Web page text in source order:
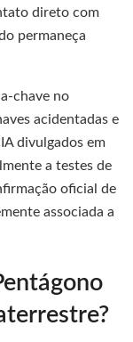
direto com
permaneça
chave no
acidentadas e
divulgados em
a testes de
oficial de
associada a